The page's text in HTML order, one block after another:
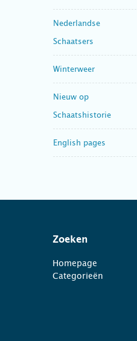
Nederlandse
Schaatsers
Winterweer
Nieuw op
Schaatshistorie
English pages
Zoeken
Homepage
Categorieën